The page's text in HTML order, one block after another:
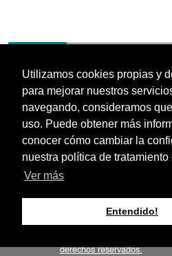
Utilizamos cookies propias y
para mejorar nuestros
navegando, consideramos
uso. Puede obtener más
conocer cómo cambiar la
nuestra política de tratamiento
Ver más
Entendido!
Política
Personales|Políticas de
Condiciones
Fondo para el
FINAGRO.
derechos reservados.